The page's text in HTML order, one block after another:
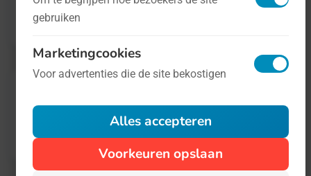
Education
gebruiken
Marketingcookies
Voor advertenties die de site bekostigen
Alles accepteren
Voorkeuren opslaan